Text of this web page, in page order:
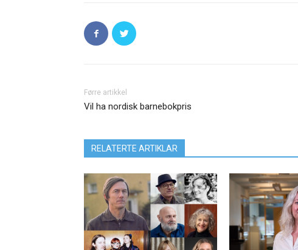
Førre artikkel
Vil ha nordisk barnebokpris
RELATERTE ARTIKLAR